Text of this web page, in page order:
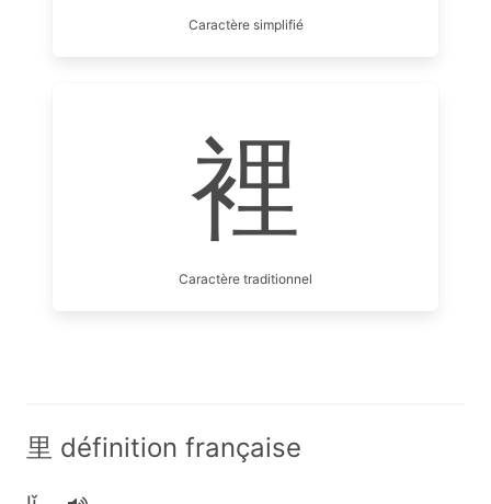
Caractère simplifié
裡
Caractère traditionnel
里 définition française